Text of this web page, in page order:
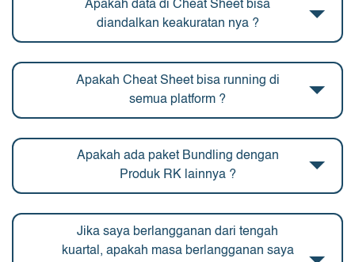
Apakah data di Cheat Sheet bisa
diandalkan keakuratan nya ?
Apakah Cheat Sheet bisa running di
semua platform ?
Apakah ada paket Bundling dengan
Produk RK lainnya ?
Jika saya berlangganan dari tengah
kuartal, apakah masa berlangganan saya